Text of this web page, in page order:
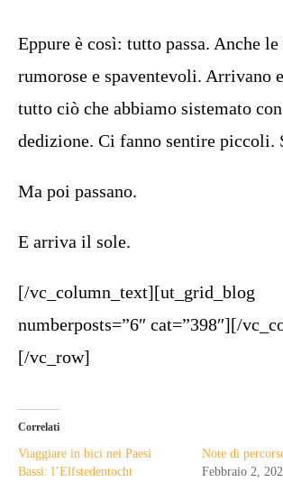
Eppure è così: tutto passa. Anche le
rumorose e spaventevoli. Arrivano
tutto ciò che abbiamo sistemato
dedizione. Ci fanno sentire piccoli.
Ma poi passano.
E arriva il sole.
[/vc_column_text][ut_grid_blog
numberposts=”6″ cat=”398″][/
[/vc_row]
Correlati
Viaggiare in bici nei Paesi
Bassi: l’Elfstedentocht
Note di
Febbraio 2,